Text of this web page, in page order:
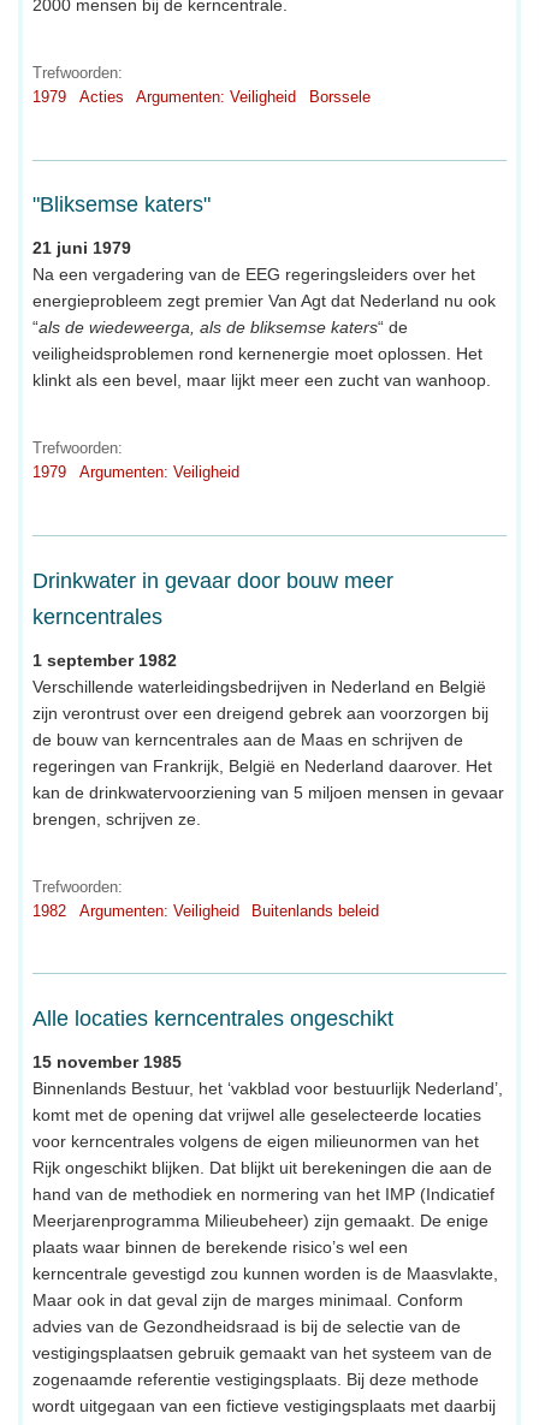
2000 mensen bij de kerncentrale.
Trefwoorden:
1979
Acties Argumenten: Veiligheid Borssele
"Bliksemse katers"
21 juni 1979
Na een vergadering van de EEG regeringsleiders over het
energieprobleem zegt premier Van Agt dat Nederland nu ook
“als de wiedeweerga, als de bliksemse katers“ de
veiligheidsproblemen rond kernenergie moet oplossen. Het
klinkt als een bevel, maar lijkt meer een zucht van wanhoop.
Trefwoorden:
1979
Argumenten: Veiligheid
Drinkwater in gevaar door bouw meer
kerncentrales
1 september 1982
Verschillende waterleidingsbedrijven in Nederland en België
zijn verontrust over een dreigend gebrek aan voorzorgen bij
de bouw van kerncentrales aan de Maas en schrijven de
regeringen van Frankrijk, België en Nederland daarover. Het
kan de drinkwatervoorziening van 5 miljoen mensen in gevaar
brengen, schrijven ze.
Trefwoorden:
1982
Argumenten: Veiligheid Buitenlands beleid
Alle locaties kerncentrales ongeschikt
15 november 1985
Binnenlands Bestuur, het ‘vakblad voor bestuurlijk Nederland’,
komt met de opening dat vrijwel alle geselecteerde locaties
voor kerncentrales volgens de eigen milieunormen van het
Rijk ongeschikt blijken. Dat blijkt uit berekeningen die aan de
hand van de methodiek en normering van het IMP (Indicatief
Meerjarenprogramma Milieubeheer) zijn gemaakt. De enige
plaats waar binnen de berekende risico’s wel een
kerncentrale gevestigd zou kunnen worden is de Maasvlakte,
Maar ook in dat geval zijn de marges minimaal. Conform
advies van de Gezondheidsraad is bij de selectie van de
vestigingsplaatsen gebruik gemaakt van het systeem van de
zogenaamde referentie vestigingsplaats. Bij deze methode
wordt uitgegaan van een fictieve vestigingsplaats met daarbij